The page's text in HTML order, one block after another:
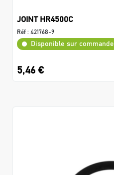
JOINT HR4500C
Réf : 421768-9
Disponible sur commande
5,46 €